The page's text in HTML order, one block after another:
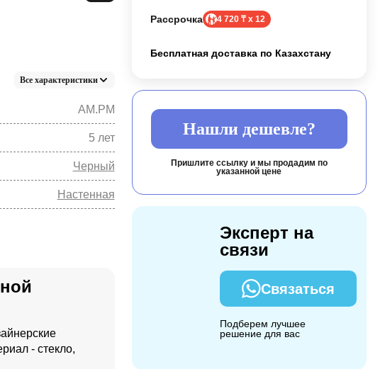
Все характеристики
AM.PM
5 лет
Черный
Настенная
Рассрочка 4 720 ₸ x 12
Бесплатная доставка по Казахстану
Нашли дешевле?
Пришлите ссылку и мы продадим по
указанной цене
Эксперт на
связи
Связаться
Подберем лучшее
решение для вас
- стекло,